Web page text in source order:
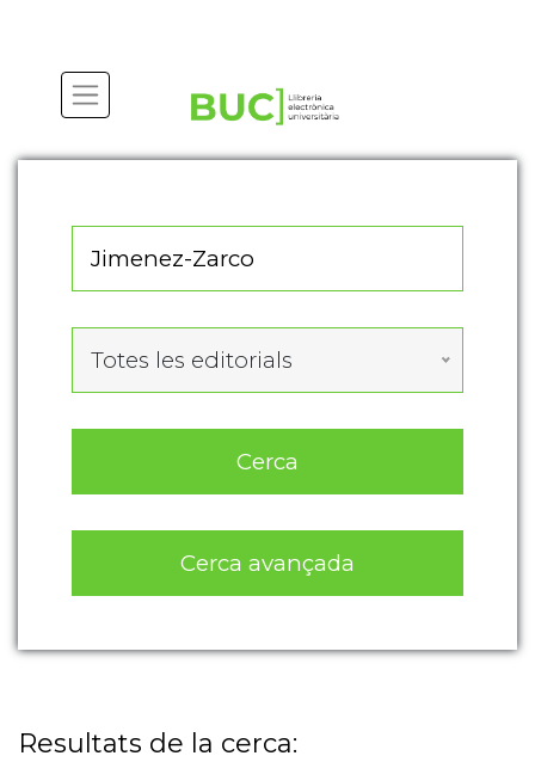
Totes les editorials
Cerca
Cerca avançada
Resultats de la cerca: